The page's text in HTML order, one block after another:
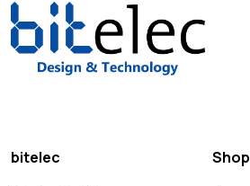
bitelec
Shop